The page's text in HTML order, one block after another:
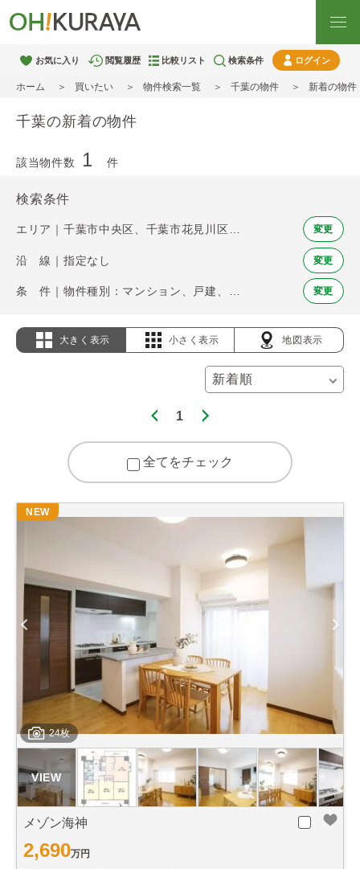
お気に入り 閲覧履歴 比較リスト 検索条件 ログイン
ホーム 買いたい 物件検索一覧 千葉の物件 新着の物件
千葉の新着の物件
該当物件数 1 件
検索条件
エリア｜千葉市中央区、千葉市花見川区、千葉市稲毛区、千葉市若葉区、千葉市緑区、千葉市美浜区、市川市、船橋市、松戸市、習志野市、柏市、流山市、浦安市、印西市 変更
沿 線｜指定なし 変更
変更
大きく表示 小さく表示 地図表示
1
全てをチェック
24枚
NEW
メゾン海神
2,690万円